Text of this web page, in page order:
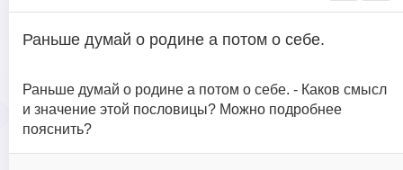
Раньше думай о родине а потом о себе.
Раньше думай о родине а потом о себе. - Каков смысл
и значение этой пословицы? Можно подробнее
пояснить?